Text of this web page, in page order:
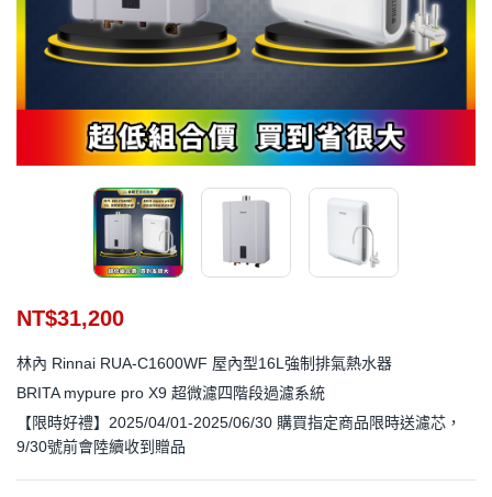
NT$31,200
林內 Rinnai RUA-C1600WF 屋內型16L強制排氣熱水器
BRITA mypure pro X9 超微濾四階段過濾系統
【限時好禮】2025/04/01-2025/06/30 購買指定商品限時送濾芯，
9/30號前會陸續收到贈品